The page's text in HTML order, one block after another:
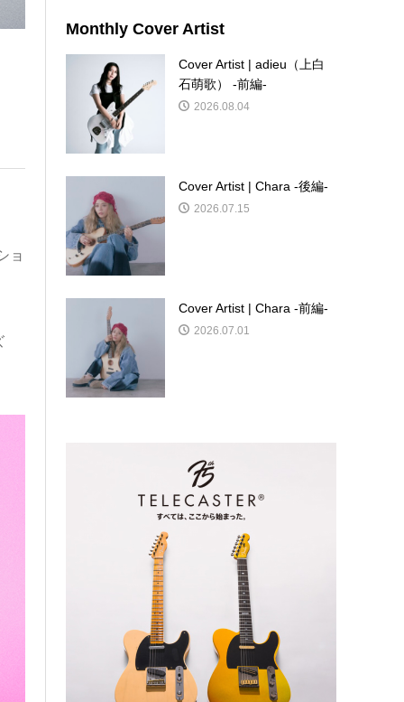
ョ
Monthly Cover Artist
Cover Artist | adieu（上白
石萌歌） -前編-
2026.08.04
Cover Artist | Chara -後編-
2026.07.15
Cover Artist | Chara -前編-
2026.07.01